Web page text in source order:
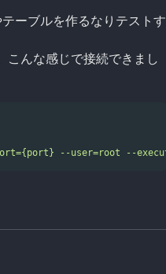
ーブルを作るなりテストす
こんな感じで接続できまし
--user=root --